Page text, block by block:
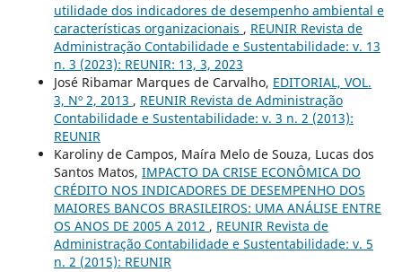
utilidade dos indicadores de desempenho ambiental e
características organizacionais , REUNIR Revista de
Administração Contabilidade e Sustentabilidade: v. 13
n. 3 (2023): REUNIR: 13, 3, 2023
José Ribamar Marques de Carvalho, EDITORIAL, VOL.
3, Nº 2, 2013 , REUNIR Revista de Administração
Contabilidade e Sustentabilidade: v. 3 n. 2 (2013):
REUNIR
Karoliny de Campos, Maíra Melo de Souza, Lucas dos
Santos Matos, IMPACTO DA CRISE ECONÔMICA DO
CRÉDITO NOS INDICADORES DE DESEMPENHO DOS
MAIORES BANCOS BRASILEIROS: UMA ANÁLISE ENTRE
OS ANOS DE 2005 A 2012 , REUNIR Revista de
Administração Contabilidade e Sustentabilidade: v. 5
n. 2 (2015): REUNIR